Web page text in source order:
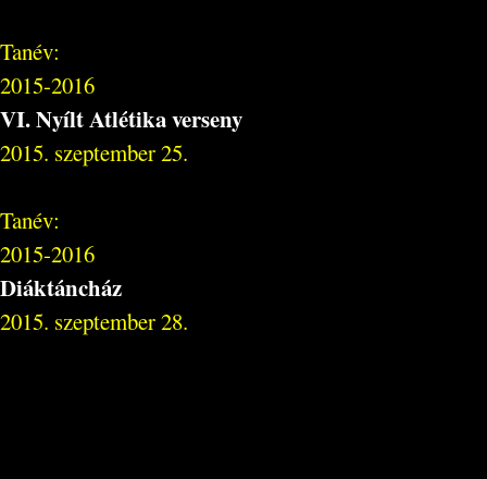
Tanév:
2015-2016
VI. Nyílt Atlétika verseny
2015. szeptember 25.
Tanév:
2015-2016
Diáktáncház
2015. szeptember 28.